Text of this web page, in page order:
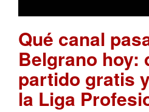
Qué canal
Belgrano hoy:
partido gratis
la Liga